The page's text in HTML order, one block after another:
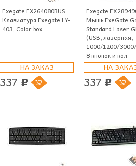
Exegate EX264080RUS
Клавиатура Exegate LY-
403, Color box
НА ЗАКАЗ
337 p
Exegate
Мышь ExeGate
Standard Laser
(USB, лазерная,
1000/1200/3000/
8 кнопок и кол
НА
337 p